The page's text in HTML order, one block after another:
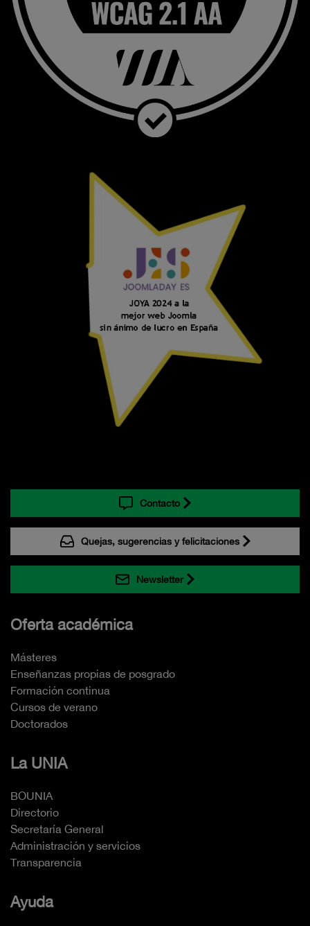
Contacto
Quejas, sugerencias y felicitaciones
Newsletter
Oferta académica
Másteres
Enseñanzas propias de posgrado
Formación continua
Cursos de verano
Doctorados
La UNIA
BOUNIA
Directorio
Secretaría General
Administración y servicios
Transparencia
Ayuda